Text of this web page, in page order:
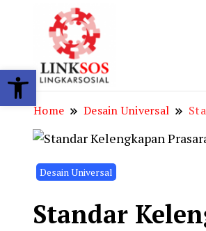
Home Desain Universal
Desain Universal
Standar
Open toolbar